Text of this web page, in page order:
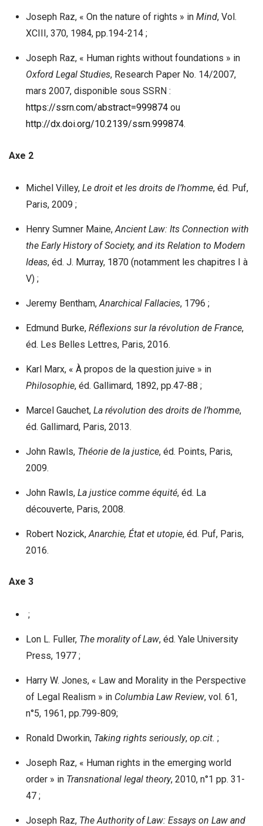
Joseph Raz, « On the nature of rights » in Mind, Vol.
XCIII, 370, 1984, pp.194-214 ;
Joseph Raz, « Human rights without foundations » in
Oxford Legal Studies, Research Paper No. 14/2007,
mars 2007, disponible sous SSRN :
https://ssrn.com/abstract=999874ou
http://dx.doi.org/10.2139/ssrn.999874.
Axe 2
Michel Villey, Le droit et les droits de l’homme, éd. Puf,
Paris, 2009 ;
Henry Sumner Maine, Ancient Law: Its Connection with
the Early History of Society, and its Relation to Modern
Ideas, éd. J. Murray, 1870 (notamment les chapitres I à
V) ;
Jeremy Bentham, Anarchical Fallacies, 1796 ;
Edmund Burke, Réflexions sur la révolution de France,
éd. Les Belles Lettres, Paris, 2016.
Karl Marx, « À propos de la question juive » in
Philosophie, éd. Gallimard, 1892, pp.47-88 ;
Marcel Gauchet, La révolution des droits de l’homme,
éd. Gallimard, Paris, 2013.
John Rawls, Théorie de la justice, éd. Points, Paris,
2009.
John Rawls, La justice comme équité, éd. La
découverte, Paris, 2008.
Robert Nozick, Anarchie, État et utopie, éd. Puf, Paris,
2016.
Axe 3
;
Lon L. Fuller, The morality of Law, éd. Yale University
Press, 1977 ;
Harry W. Jones, « Law and Morality in the Perspective
of Legal Realism » in Columbia Law Review, vol. 61,
n°5, 1961, pp.799-809;
Ronald Dworkin, Taking rights seriously, op.cit. ;
Joseph Raz, « Human rights in the emerging world
order » in Transnational legal theory, 2010, n°1 pp. 31-
47 ;
Joseph Raz, The Authority of Law: Essays on Law and